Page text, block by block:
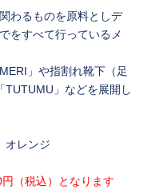
わるものを原料としデ
をすべて行っているメ
」や指割れ靴下（足
TUTUMU」などを展開し
オレンジ
（税込）となります